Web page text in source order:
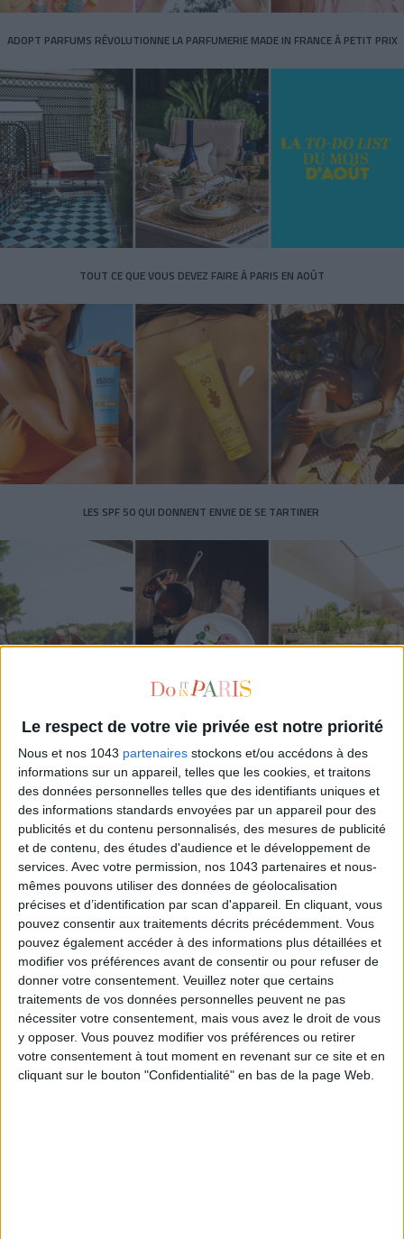
Le respect de votre vie privée est notre priorité
Nous et nos 1043 partenaires stockons et/ou accédons à des
informations sur un appareil, telles que les cookies, et traitons
des données personnelles telles que des identifiants uniques et
des informations standards envoyées par un appareil pour des
publicités et du contenu personnalisés, des mesures de publicité
et de contenu, des études d'audience et le développement de
services. Avec votre permission, nos 1043 partenaires et nous-
mêmes pouvons utiliser des données de géolocalisation
précises et d’identification par scan d'appareil. En cliquant, vous
pouvez consentir aux traitements décrits précédemment. Vous
pouvez également accéder à des informations plus détaillées et
modifier vos préférences avant de consentir ou pour refuser de
donner votre consentement. Veuillez noter que certains
traitements de vos données personnelles peuvent ne pas
nécessiter votre consentement, mais vous avez le droit de vous
y opposer. Vous pouvez modifier vos préférences ou retirer
votre consentement à tout moment en revenant sur ce site et en
cliquant sur le bouton "Confidentialité" en bas de la page Web.
ADOPT PARFUMS RÉVOLUTIONNE LA PARFUMERIE MADE IN FRANCE À PETIT PRIX
TOUT CE QUE VOUS DEVEZ FAIRE À PARIS EN AOÛT
LES SPF 50 QUI DONNENT ENVIE DE SE TARTINER
LES MEILLEURS HÔTELS POUR UN WEEK-END SPA ET GASTRONOMIE
5 BONS ROMANS EN FORMAT POCHE À DÉVORER CET ÉTÉ